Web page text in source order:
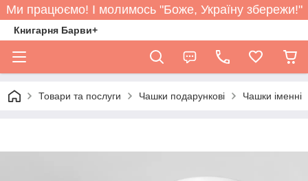
Ми працюємо! І молимось "Боже, Україну збережи!"
Книгарня Барви+
Товари та послуги Чашки подарункові Чашки іменні